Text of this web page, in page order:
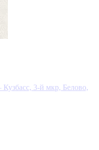
3-й мкр, Белово,